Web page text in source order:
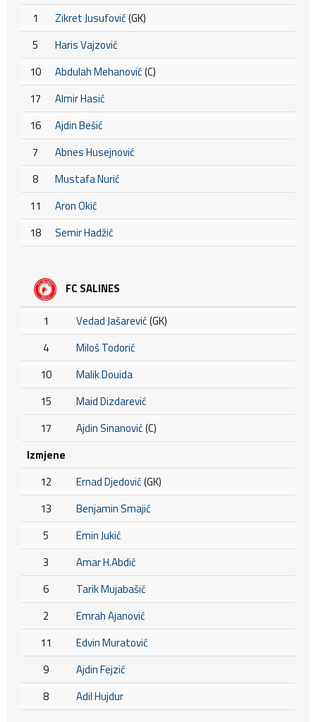
1
Zikret Jusufović(GK)
5
Haris Vajzović
10
Abdulah Mehanović(C)
17
Almir Hasić
16
Ajdin Bešić
7
Abnes Husejnović
8
Mustafa Nurić
11
Aron Okić
18
Semir Hadžić
FC SALINES
1 Vedad Jašarević(GK)
4
Miloš Todorić
10
Malik Douida
15
Maid Dizdarević
17
Ajdin Sinanović(C)
Izmjene
12
Ernad Djedović(GK)
13
Benjamin Smajić
5
Emin Jukić
3
Amar H.Abdić
6
Tarik Mujabašić
2
Emrah Ajanović
11
Edvin Muratović
9
Ajdin Fejzić
8
Adil Hujdur